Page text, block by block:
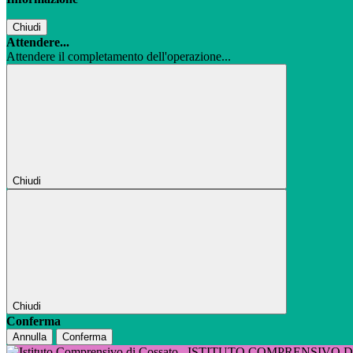
Chiudi
Attendere...
Attendere il completamento dell'operazione...
Chiudi
Chiudi
Conferma
Annulla Conferma